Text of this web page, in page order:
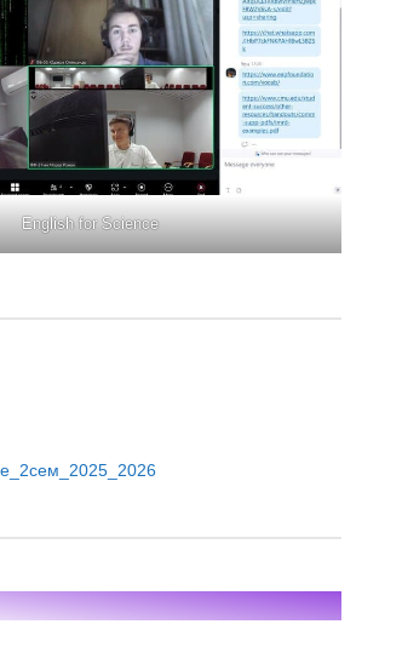
English for Science